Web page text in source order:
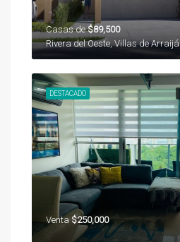
Casas de$89,500
Rivera del Oeste, Villas de
DESTACADO
Venta$250,000